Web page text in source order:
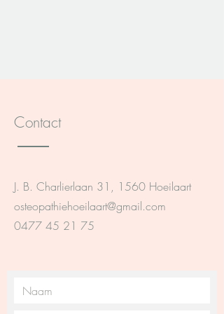
Contact
J. B. Charlierlaan 31, 1560 Hoeilaart
osteopathiehoeilaart@gmail.com
0477 45 21 75